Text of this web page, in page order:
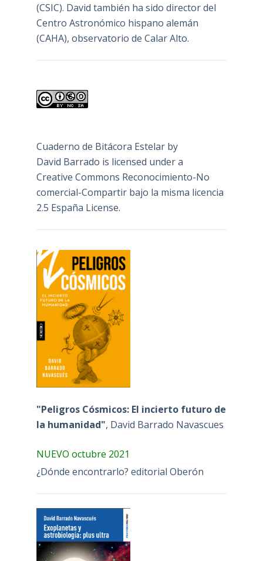
(CSIC). David también ha sido director del
Centro Astronómico hispano alemán
(CAHA), observatorio de Calar Alto.
Cuaderno de Bitácora Estelarby
David Barrado is licensed under a
Creative Commons Reconocimiento-No
comercial-Compartir bajo la misma licencia
2.5 España License.
"Peligros Cósmicos: El incierto futuro de
la humanidad", David Barrado Navascues
NUEVO octubre 2021
¿Dónde encontrarlo? editorial Oberón